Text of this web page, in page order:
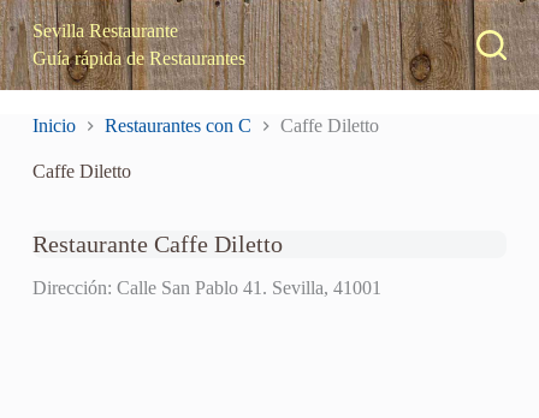
S
a
l
t
n
Sevilla Restaurante
Guía rápida de Restaurantes
Inicio Restaurantes con C Caffe Diletto
Caffe Diletto
Restaurante Caffe Diletto
Dirección: Calle San Pablo 41. Sevilla, 41001